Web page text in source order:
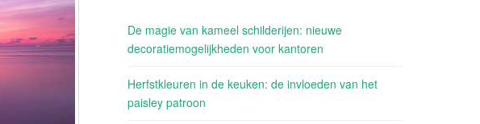
De magie van kameel schilderijen: nieuwe
decoratiemogelijkheden voor kantoren
Herfstkleuren in de keuken: de invloeden van het
paisley patroon